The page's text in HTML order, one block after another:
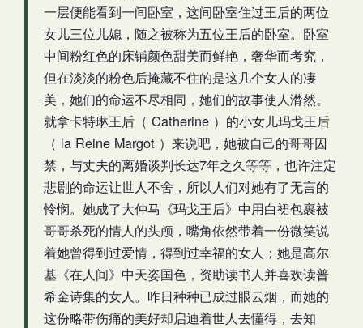
一层便能看到一间卧室，这间卧室住过王后的两位
女儿三位儿媳，随之被称为五位王后的卧室。卧室
中间粉红色的床铺颜色甜美而鲜艳，奢华而考究，
但在淡淡的粉色后掩藏不住的是这几个女人的凄
美，她们的命运不尽相同，她们的故事使人潸然。
就拿卡特琳王后（ Catherine ）的小女儿玛戈王后
（ la Reine Margot ）来说吧，她被自己的哥哥囚
禁，与丈夫的离婚谈判长达7年之久等等，也许注定
悲剧的命运让世人不舍，所以人们对她有了无言的
怜悯。她成了大仲马《玛戈王后》中用白裙包裹被
哥哥杀死的情人的头颅，嘴角依然带着一份微笑说
着她曾得到过爱情，得到过幸福的女人；她是高尔
基《在人间》中天姿国色，资助读书人并喜欢读普
希金诗集的女人。昨日种种已成过眼云烟，而她的
这份略带伤痛的美好却启迪着世人去懂得，去知